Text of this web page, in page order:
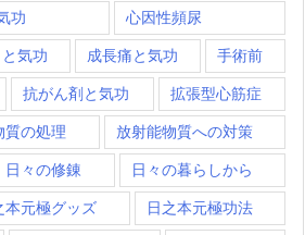
功 心因性頻尿
気功 成長痛と気功 手術前
抗がん剤と気功 拡張型心筋症
質の処理 放射能物質への対策
日々の修錬 日々の暮らしから
本元極グッズ 日之本元極功法